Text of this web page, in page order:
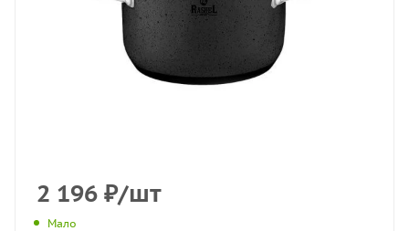
2 196 ₽/шт
Мало